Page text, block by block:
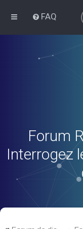
FAQ
Forum
Interrogez